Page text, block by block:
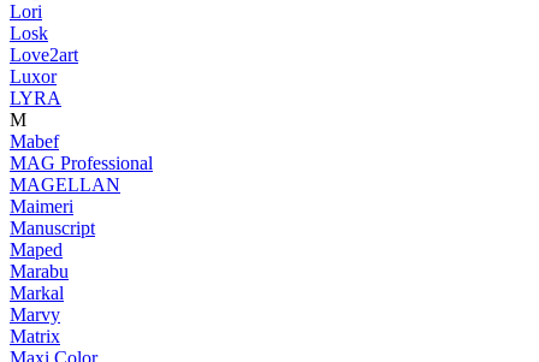
Lori
Losk
Love2art
Luxor
LYRA
M
Mabef
MAG Professional
MAGELLAN
Maimeri
Manuscript
Maped
Marabu
Markal
Marvy
Matrix
Maxi Color